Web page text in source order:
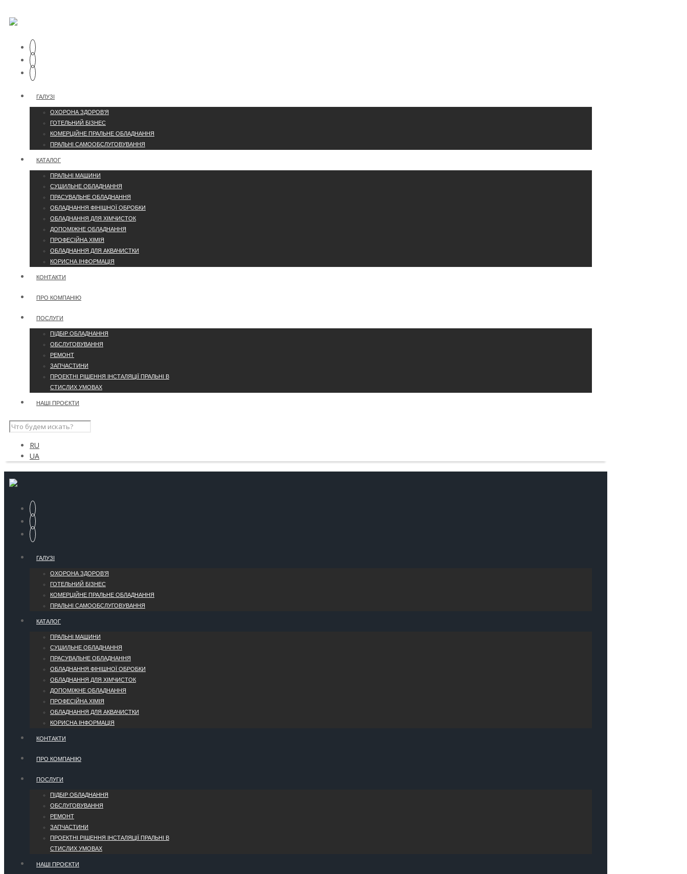
ГАЛУЗІ
ОХОРОНА ЗДОРОВ’Я
ГОТЕЛЬНИЙ БІЗНЕС
КОМЕРЦІЙНЕ ПРАЛЬНЕ ОБЛАДНАННЯ
ПРАЛЬНІ САМООБСЛУГОВУВАННЯ
КАТАЛОГ
ПРАЛЬНІ МАШИНИ
СУШИЛЬНЕ ОБЛАДНАННЯ
ПРАСУВАЛЬНЕ ОБЛАДНАННЯ
ОБЛАДНАННЯ ФІНІШНОЇ ОБРОБКИ
ОБЛАДНАННЯ ДЛЯ ХІМЧИСТОК
ДОПОМІЖНЕ ОБЛАДНАННЯ
ПРОФЕСІЙНА ХІМІЯ
ОБЛАДНАННЯ ДЛЯ АКВАЧИСТКИ
КОРИСНА ІНФОРМАЦІЯ
КОНТАКТИ
ПРО КОМПАНІЮ
ПОСЛУГИ
ПІДБІР ОБЛАДНАННЯ
ОБСЛУГОВУВАННЯ
РЕМОНТ
ЗАПЧАСТИНИ
ПРОЕКТНІ РІШЕННЯ ІНСТАЛЯЦІЇ ПРАЛЬНІ В
СТИСЛИХ УМОВАХ
НАШІ ПРОЄКТИ
RU
UA
ГАЛУЗІ
ОХОРОНА ЗДОРОВ’Я
ГОТЕЛЬНИЙ БІЗНЕС
КОМЕРЦІЙНЕ ПРАЛЬНЕ ОБЛАДНАННЯ
ПРАЛЬНІ САМООБСЛУГОВУВАННЯ
КАТАЛОГ
ПРАЛЬНІ МАШИНИ
СУШИЛЬНЕ ОБЛАДНАННЯ
ПРАСУВАЛЬНЕ ОБЛАДНАННЯ
ОБЛАДНАННЯ ФІНІШНОЇ ОБРОБКИ
ОБЛАДНАННЯ ДЛЯ ХІМЧИСТОК
ДОПОМІЖНЕ ОБЛАДНАННЯ
ПРОФЕСІЙНА ХІМІЯ
ОБЛАДНАННЯ ДЛЯ АКВАЧИСТКИ
КОРИСНА ІНФОРМАЦІЯ
КОНТАКТИ
ПРО КОМПАНІЮ
ПОСЛУГИ
ПІДБІР ОБЛАДНАННЯ
ОБСЛУГОВУВАННЯ
РЕМОНТ
ЗАПЧАСТИНИ
ПРОЕКТНІ РІШЕННЯ ІНСТАЛЯЦІЇ ПРАЛЬНІ В
СТИСЛИХ УМОВАХ
НАШІ ПРОЄКТИ